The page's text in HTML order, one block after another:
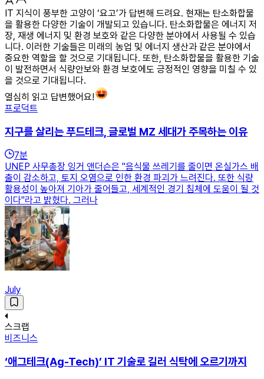
IT 지식이 풍부한 고양이 ‘요고’가 답변해 드려요. 현재는 탄소화합물
을 활용한 다양한 기술이 개발되고 있습니다. 탄소화합물은 에너지 저
장, 재생 에너지 및 환경 보호와 같은 다양한 분야에서 사용될 수 있습
니다. 이러한 기술들은 미래의 농업 및 에너지 생산과 같은 분야에서
중요한 역할을 할 것으로 기대됩니다. 또한, 탄소화합물을 활용한 기술
이 발전하면서 식량안보와 환경 보호에도 긍정적인 영향을 미칠 수 있
을 것으로 기대됩니다.
열심히 읽고 답변했어요!
프로덕트
지구를 살리는 푸드테크, 글로벌 MZ 세대가 주목하는 이유
7분
UNEP 사무총장 잉거 앤더슨은 "음식물 쓰레기를 줄이면 온실가스 배
출이 감소하고, 토지 오염으로 인한 환경 파괴가 느려진다. 또한 식량
활용성이 높아져 기아가 줄어들고, 세계적인 경기 침체에 도움이 될 것
이다"라고 밝혔다. 그러나
July
스크랩
비즈니스
‘애그테크(Ag-Tech)’ IT 기술로 길러 식탁에 오르기까지